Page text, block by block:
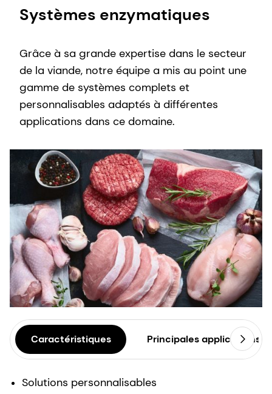
Systèmes enzymatiques
Grâce à sa grande expertise dans le secteur
de la viande, notre équipe a mis au point une
gamme de systèmes complets et
personnalisables adaptés à différentes
applications dans ce domaine.
Caractéristiques Principales applications
Solutions personnalisables